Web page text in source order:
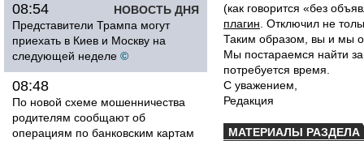
НОВОСТЬ ДНЯ
08:54
Представители Трампа могут
приехать в Киев и Москву на
следующей неделе ©
08:48
По новой схеме мошенничества
родителям сообщают об
операциям по банковским картам
(как говорится «без
плагин . Отключил не
Таким образом, вы и мы
Мы постараемся найти
потребуется время.
С уважением,
Редакция
МАТЕРИАЛЫ РАЗДЕЛА